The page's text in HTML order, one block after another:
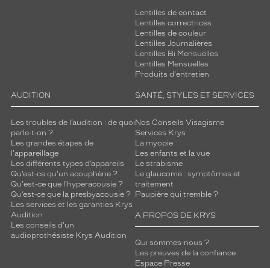
Lentilles de contact
Lentilles correctrices
Lentilles de couleur
Lentilles Journalières
Lentilles Bi Mensuelles
Lentilles Mensuelles
Produits d'entretien
AUDITION
Les troubles de l’audition : de quoi
parle-t-on ?
Les grandes étapes de
l'appareillage
Les différents types d’appareils
Qu’est-ce qu'un acouphène ?
Qu'est-ce que l'hyperacousie ?
Qu’est-ce que la presbyacousie ?
Les services et les garanties Krys
Audition
Les conseils d'un
audioprothésiste Krys Audition
SANTÉ, STYLES ET SERVICES
Nos Conseils Visagisme
Services Krys
La myopie
Les enfants et la vue
Le strabisme
Le glaucome : symptômes et
traitement
Paupière qui tremble ?
A PROPOS DE KRYS
Qui sommes-nous ?
Les preuves de la confiance
Espace Presse